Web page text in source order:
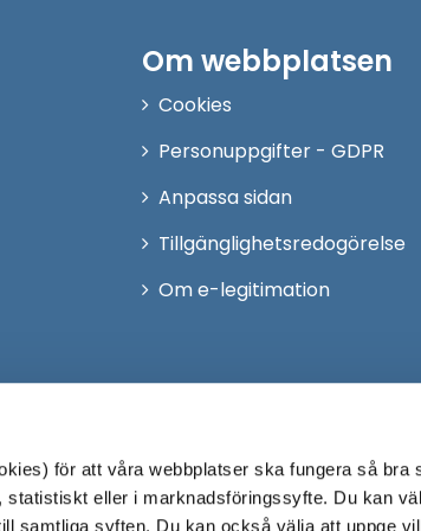
för att våra webbplatser ska fungera så bra
statistiskt eller i marknadsföringssyfte. Du kan
samtliga syften. Du kan också välja att uppge
Om webbplatsen
Cookies
Personuppgifter - GDPR
Anpassa sidan
Tillgänglighetsredogörelse
Om e-legitimation